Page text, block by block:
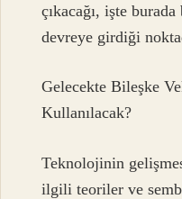
çıkacağı, işte
devreye girdiği
Gelecekte Bileşke
Kullanılacak?
Teknolojinin
ilgili teoriler ve